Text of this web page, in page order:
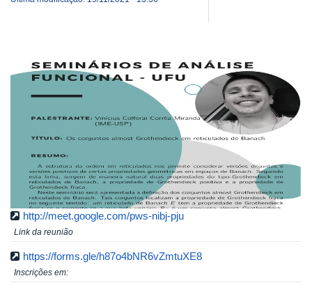
http://meet.google.com/pws-nibj-pju
Link da reunião
https://forms.gle/h87o4bNR6vZmtuXE8
Inscrições em: